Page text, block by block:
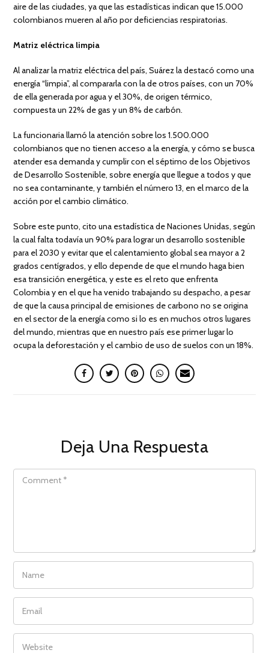
aire de las ciudades, ya que las estadísticas indican que 15.000
colombianos mueren al año por deficiencias respiratorias.
Matriz eléctrica limpia
Al analizar la matriz eléctrica del país, Suárez la destacó como una
energía “limpia”, al compararla con la de otros países, con un 70%
de ella generada por agua y el 30%, de origen térmico,
compuesta un 22% de gas y un 8% de carbón.
La funcionaria llamó la atención sobre los 1.500.000
colombianos que no tienen acceso a la energía, y cómo se busca
atender esa demanda y cumplir con el séptimo de los Objetivos
de Desarrollo Sostenible, sobre energía que llegue a todos y que
no sea contaminante, y también el número 13, en el marco de la
acción por el cambio climático.
Sobre este punto, cito una estadística de Naciones Unidas, según
la cual falta todavía un 90% para lograr un desarrollo sostenible
para el 2030 y evitar que el calentamiento global sea mayor a 2
grados centígrados, y ello depende de que el mundo haga bien
esa transición energética, y este es el reto que enfrenta
Colombia y en el que ha venido trabajando su despacho, a pesar
de que la causa principal de emisiones de carbono no se origina
en el sector de la energía como si lo es en muchos otros lugares
del mundo, mientras que en nuestro país ese primer lugar lo
ocupa la deforestación y el cambio de uso de suelos con un 18%.
Deja Una Respuesta
COMMENT
NAME
EMAIL
WEBSITE